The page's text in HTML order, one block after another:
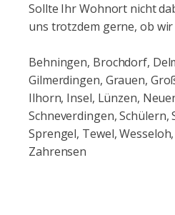
Sollte Ihr Wohnort nicht
uns trotzdem gerne, ob
Behningen, Brochdorf,
Gilmerdingen, Grauen,
Ilhorn, Insel, Lünzen,
Schneverdingen, Schülern,
Sprengel, Tewel,
Zahrensen